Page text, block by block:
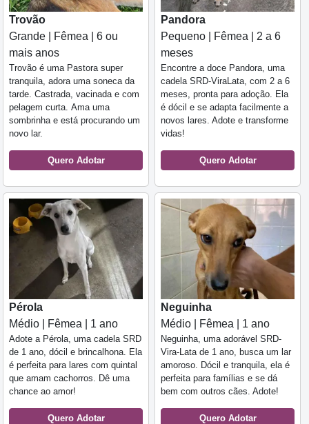
Trovão
Grande | Fêmea | 6 ou
mais anos
Trovão é uma Pastora super
tranquila, adora uma soneca da
tarde. Castrada, vacinada e com
pelagem curta. Ama uma
sombrinha e está procurando um
novo lar.
Quero Adotar
Pandora
Pequeno | Fêmea | 2 a 6
meses
Encontre a doce Pandora, uma
cadela SRD-ViraLata, com 2 a 6
meses, pronta para adoção. Ela
é dócil e se adapta facilmente a
novos lares. Adote e transforme
vidas!
Quero Adotar
Pérola
Médio | Fêmea | 1 ano
Adote a Pérola, uma cadela SRD
de 1 ano, dócil e brincalhona. Ela
é perfeita para lares com quintal
que amam cachorros. Dê uma
chance ao amor!
Quero Adotar
Neguinha
Médio | Fêmea | 1 ano
Neguinha, uma adorável SRD-
Vira-Lata de 1 ano, busca um lar
amoroso. Dócil e tranquila, ela é
perfeita para famílias e se dá
bem com outros cães. Adote!
Quero Adotar